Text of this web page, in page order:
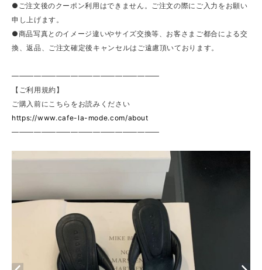
●ご注文後のクーポン利用はできません。ご注文の際にご入力をお願い
申し上げます。
●商品写真とのイメージ違いやサイズ交換等、お客さまご都合による交
換、返品、ご注文確定後キャンセルはご遠慮頂いております。
————————————————————
【ご利用規約】
ご購入前にこちらをお読みください
https://www.cafe-la-mode.com/about
————————————————————